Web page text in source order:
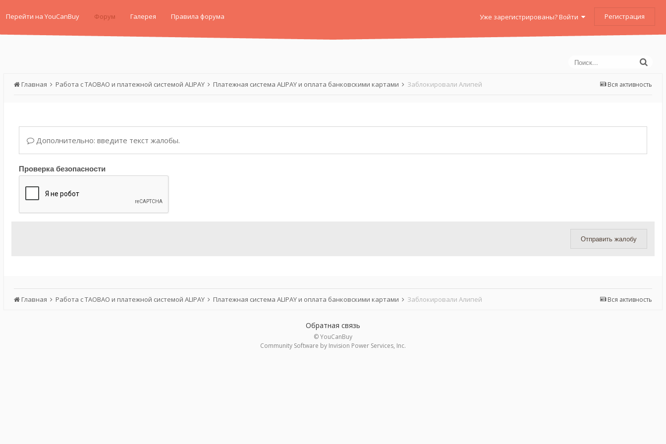
Перейти на YouCanBuy Форум Галерея Правила форума Уже зарегистрированы? Войти Регистрация
Вся активность
Главная Работа с TAOBAO и платежной системой ALIPAY Платежная система ALIPAY и оплата банковскими картами Заблокировали Алипей
Дополнительно: введите текст жалобы.
Проверка безопасности
Отправить жалобу
Вся активность
Главная Работа с TAOBAO и платежной системой ALIPAY Платежная система ALIPAY и оплата банковскими картами Заблокировали Алипей
Обратная связь
© YouCanBuy
Community Software by Invision Power Services, Inc.